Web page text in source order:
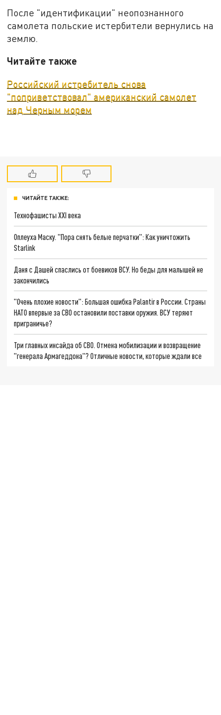
После "идентификации" неопознанного
самолета польские истербители вернулись на
землю.
Читайте также
Российский истребитель снова
"поприветствовал" американский самолет
над Черным морем
ЧИТАЙТЕ ТАКЖЕ:
Технофашисты XXI века
Оплеуха Маску. "Пора снять белые перчатки": Как уничтожить
Starlink
Даня с Дашей спаслись от боевиков ВСУ. Но беды для малышей не
закончились
"Очень плохие новости": Большая ошибка Palantir в России. Страны
НАТО впервые за СВО остановили поставки оружия. ВСУ теряют
приграничье?
Три главных инсайда об СВО. Отмена мобилизации и возвращение
"генерала Армагеддона"? Отличные новости, которые ждали все